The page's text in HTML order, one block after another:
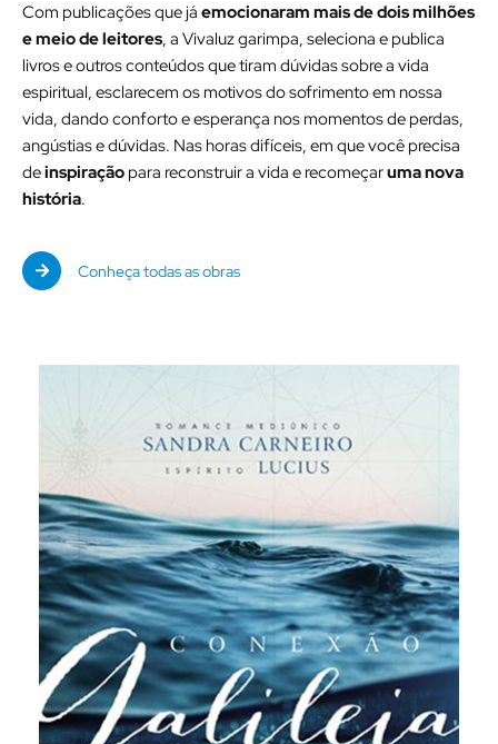
Com publicações que já emocionaram mais de dois milhões
e meio de leitores, a Vivaluz garimpa, seleciona e publica
livros e outros conteúdos que tiram dúvidas sobre a vida
espiritual, esclarecem os motivos do sofrimento em nossa
vida, dando conforto e esperança nos momentos de perdas,
angústias e dúvidas. Nas horas difíceis, em que você precisa
deinspiração para reconstruir a vida e recomeçaruma nova
história.
Conheça todas as obras